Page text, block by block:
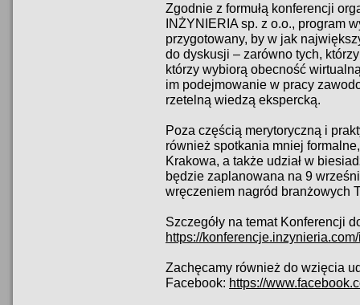
Zgodnie z formułą konferencji
INŻYNIERIA sp. z o.o., program
przygotowany, by w jak
do dyskusji – zarówno tych,
którzy wybiorą obecność
im podejmowanie w pracy
rzetelną wiedzą ekspercką.
Poza częścią merytoryczną i
również spotkania mniej
Krakowa, a także udział w
będzie zaplanowana na 9
wręczeniem nagród branżowych
Szczegóły na temat Konferencji
https://
Zachęcamy również do wzięcia
Facebook: https://